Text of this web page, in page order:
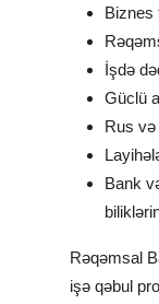
Biznes
İşdə
Güclü
Rus və
Bank
Rəqəmsal
işə qəbul